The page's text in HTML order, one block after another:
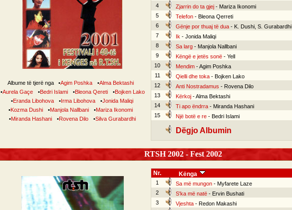
Albume të tjerë nga •Agim Poshka •Alma Bektashi
•Aurela Gaçe •Bedri Islami •Bleona Qereti •Bojken Lako
•Eranda Libohova •Irma Libohova •Jonida Maliqi
•Kozma Dushi •Manjola Nallbani •Mariza Ikonomi
•Miranda Hashani •Rovena Dilo •Silva Gurabardhi
4
Zjarrin do ta gjej- Mariza Ikonomi
5
Telefon- Bleona Qerreti
6
Gënje por thuaj të dua- K. Dushi, S. Gurabardhi
7
Ik - Jonida Maliqi
8
Sa larg- Manjola Nallbani
9
Këngë e jetës sonë- Yell
10
Mendim- Agim Poshka
11
Qielli dhe toka- Bojken Lako
12
Anti Nostradamus - Rovena Dilo
13
Kërkoj- Alma Bektashi
14
Ti apo ëndrra- Miranda Hashani
15
Një botë e re- Bedri Islami
Dëgjo Albumin
RTSH 2002 - Fest 2002
Nr. Kënga
1 Sa më mungon- Myfarete Laze
2
S'ka më natë- Ervin Bushati
3
Vjeshta- Redon Makashi